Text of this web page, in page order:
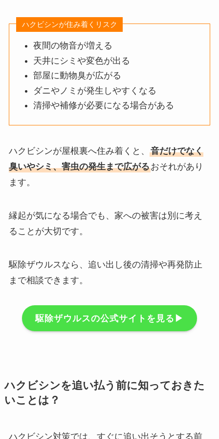
ハクビシンが住み着くリスク
夜間の物音が増える
天井にシミや変色が出る
部屋に動物臭が広がる
ダニやノミが発生しやすくなる
清掃や補修が必要になる場合がある
ハクビシンが屋根裏へ住み着くと、 音だけでなく
臭いやシミ、害虫の発生まで広がるおそれがあり
ます。
縁起が気になる場合でも、家への被害は別に考え
ることが大切です。
駆除ザウルスなら、追い出し後の清掃や再発防止
まで相談できます。
駆除ザウルスの公式サイトを見る▶︎
ハクビシンを追い払う前に知っておきた
いことは？
ハクビシン対策では、すぐに追い出そうとする前